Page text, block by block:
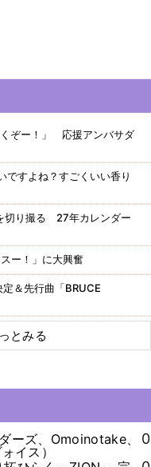
ぞー！」 応援アンバサダ
すよね？すごくいい香り
切り撮る 27年カレンダー
ー！」に大興奮
＆先行曲「BRUCE
とみる
ーズ、Omoinotake、
イス）
0